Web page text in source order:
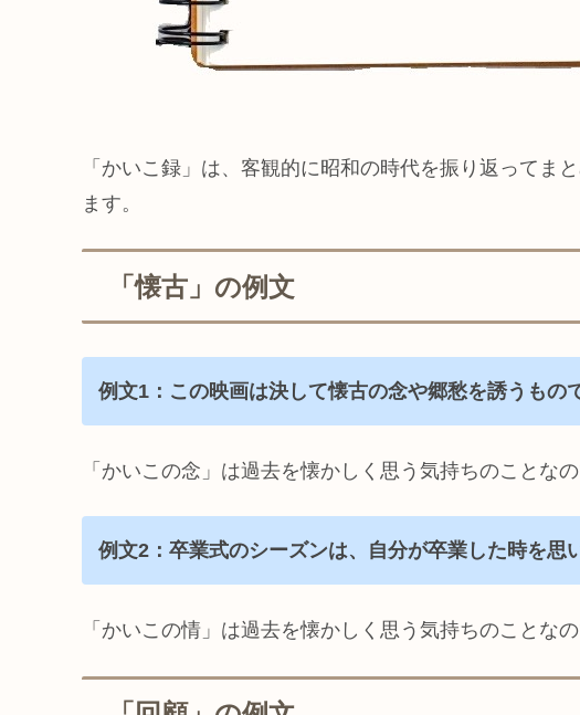
「かいこ録」は、客観的に昭和の時代を振り返ってま
ます。
「懐古」の例文
例文1：この映画は決して懐古の念や郷愁を誘うもの
「かいこの念」は過去を懐かしく思う気持ちのことな
例文2：卒業式のシーズンは、自分が卒業した時を思
「かいこの情」は過去を懐かしく思う気持ちのことな